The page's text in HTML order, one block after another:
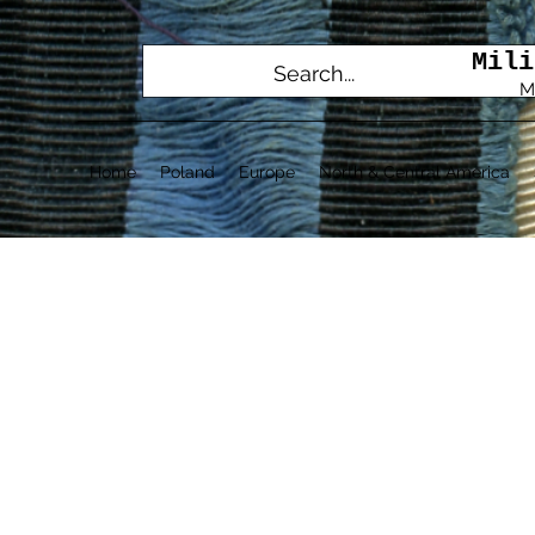
Home Poland Europe North & Central America